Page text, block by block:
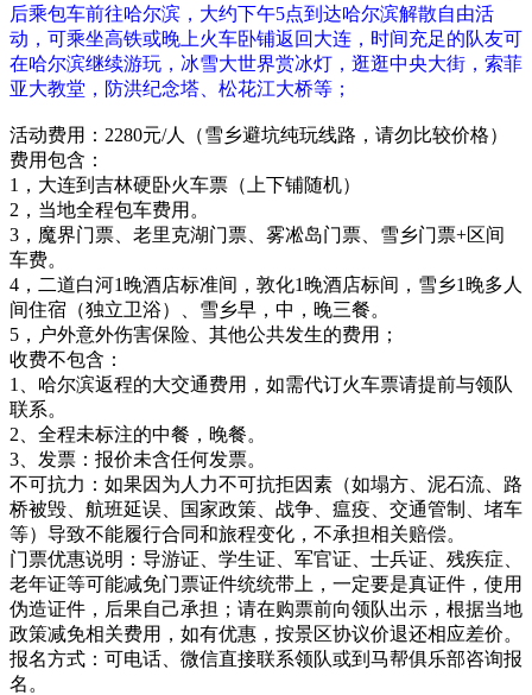
后乘包车前往哈尔滨，大约下午5点到达哈尔滨解散自由活
动，可乘坐高铁或晚上火车卧铺返回大连，时间充足的队友可
在哈尔滨继续游玩，冰雪大世界赏冰灯，逛逛中央大街，索菲
亚大教堂，防洪纪念塔、松花江大桥等；
活动费用：2280元/人（雪乡避坑纯玩线路， 请勿比较价格）
费用包含：
1，大连到吉林硬卧火车票（上下铺随机）
2，当地全程包车费用。
3，魔界门票
老里克湖门票、雾凇岛门票、雪乡门票+区间
车费。
4，二道白河1晚酒店标准间，敦化1晚酒店标间，雪乡1晚多人
间住宿（独立卫浴）、雪乡早，中，晚三餐。
5，户外意外伤害保险、其他公共发生的费用；
收费不包含：
1、哈尔滨返程的大交通费用，如需代订火车票请提前与领队
联系。
2、 全程未标注的中餐，晚餐。
3、 发票：报价未含任何发票。
不可抗力：如果因为人力不可抗拒因素（如塌方、泥石流、路
桥被毁、航班延误、国家政策、战争、瘟疫、交通管制、堵车
等）导致不能履行合同和旅程变化，不承担相关赔偿。
门票优惠说明：导游证、学生证、军官证、士兵证、残疾症、
老年证等可能减免门票证件统统带上，一定要是真证件，使用
伪造证件，后果自己承担；请在购票前向领队出示，根据当地
政策减免相关费用，如有优惠，按景区协议价退还相应差价。
报名方式：可电话、微信直接联系领队或到马帮俱乐部咨询报
名。